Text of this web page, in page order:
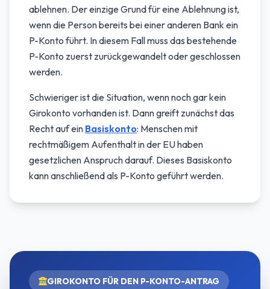
ablehnen. Der einzige Grund für eine Ablehnung ist,
wenn die Person bereits bei einer anderen Bank ein
P-Konto führt. In diesem Fall muss das bestehende
P-Konto zuerst zurückgewandelt oder geschlossen
werden.
Schwieriger ist die Situation, wenn noch gar kein
Girokonto vorhanden ist. Dann greift zunächst das
Recht auf ein Basiskonto: Menschen mit
rechtmäßigem Aufenthalt in der EU haben
gesetzlichen Anspruch darauf. Dieses Basiskonto
kann anschließend als P-Konto geführt werden.
GIROKONTO FÜR DEN P-KONTO-ANTRAG